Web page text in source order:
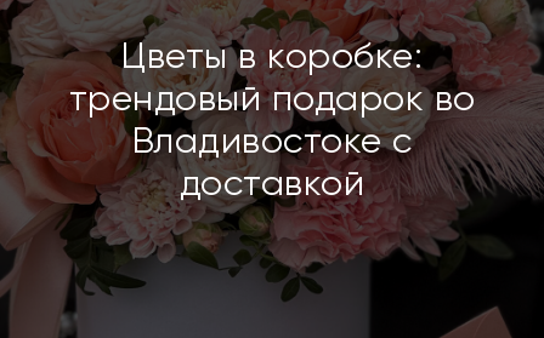
Цветы в коробке:
трендовый подарок во
Владивостоке с
доставкой